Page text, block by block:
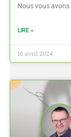
Nous vous
LIRE »
16 avril 2024